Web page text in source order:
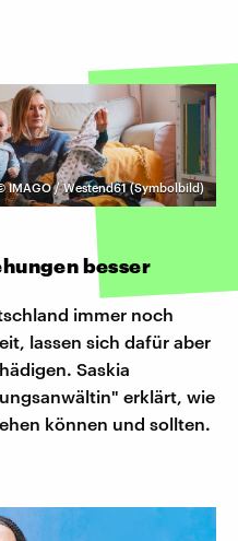
IMAGO / Westend61 (Symbolbild)
besser
immer noch
lassen sich dafür aber
Saskia
erklärt, wie
können und sollten.